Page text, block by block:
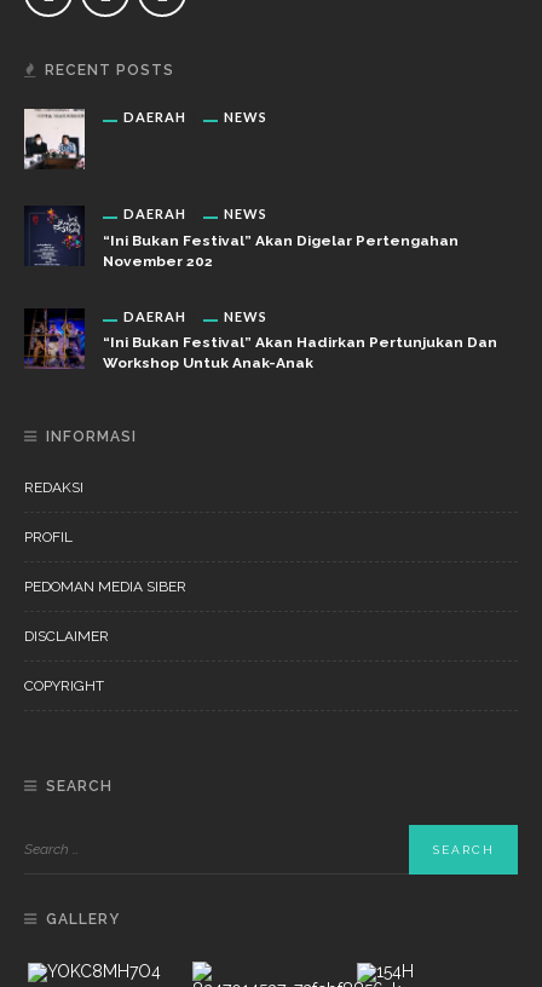
RECENT POSTS
DAERAH NEWS
DAERAH NEWS
“Ini Bukan Festival” Akan Digelar Pertengahan
November 202
DAERAH NEWS
“Ini Bukan Festival” Akan Hadirkan Pertunjukan Dan
Workshop Untuk Anak-Anak
INFORMASI
REDAKSI
PROFIL
PEDOMAN MEDIA SIBER
DISCLAIMER
COPYRIGHT
SEARCH
GALLERY